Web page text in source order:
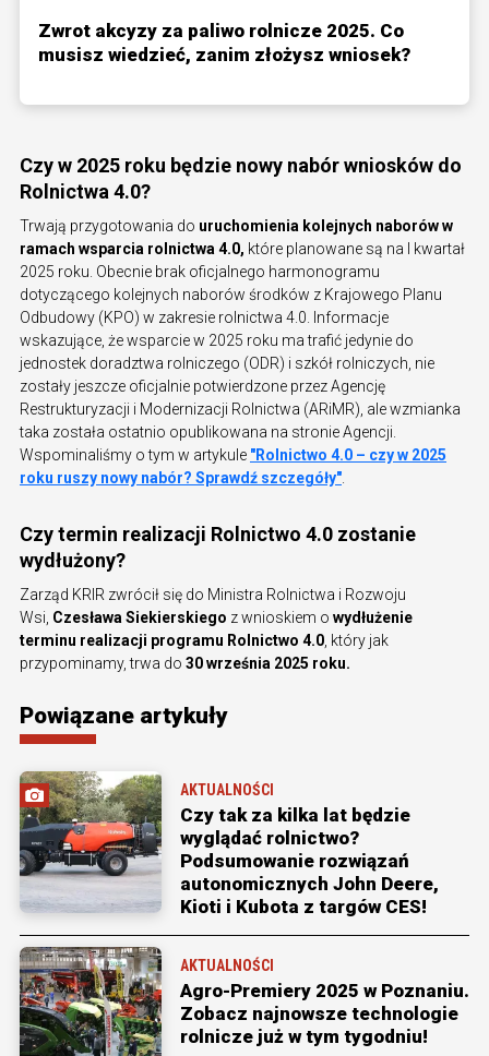
Zwrot akcyzy za paliwo rolnicze 2025. Co
musisz wiedzieć, zanim złożysz wniosek?
Czy w 2025 roku będzie nowy nabór wniosków do
Rolnictwa 4.0?
Trwają przygotowania do uruchomienia kolejnych naborów w
ramach wsparcia rolnictwa 4.0, które planowane są na I kwartał
2025 roku. Obecnie brak oficjalnego harmonogramu
dotyczącego kolejnych naborów środków z Krajowego Planu
Odbudowy (KPO) w zakresie rolnictwa 4.0. Informacje
wskazujące, że wsparcie w 2025 roku ma trafić jedynie do
jednostek doradztwa rolniczego (ODR) i szkół rolniczych, nie
zostały jeszcze oficjalnie potwierdzone przez Agencję
Restrukturyzacji i Modernizacji Rolnictwa (ARiMR), ale wzmianka
taka została ostatnio opublikowana na stronie Agencji.
Wspominaliśmy o tym w artykule "Rolnictwo 4.0 – czy w 2025
roku ruszy nowy nabór? Sprawdź szczegóły"
Czy termin realizacji Rolnictwo 4.0 zostanie
wydłużony?
Zarząd KRIR zwrócił się do Ministra Rolnictwa i Rozwoju
Wsi, Czesława Siekierskiego z wnioskiem o wydłużenie
terminu realizacji programu Rolnictwo 4.0 , który jak
przypominamy, trwa do 30 września 2025 roku.
Powiązane artykuły
AKTUALNOŚCI
Czy tak za kilka lat będzie
wyglądać rolnictwo?
Podsumowanie rozwiązań
autonomicznych John Deere,
Kioti i Kubota z targów CES!
AKTUALNOŚCI
Agro-Premiery 2025 w Poznaniu.
Zobacz najnowsze technologie
rolnicze już w tym tygodniu!